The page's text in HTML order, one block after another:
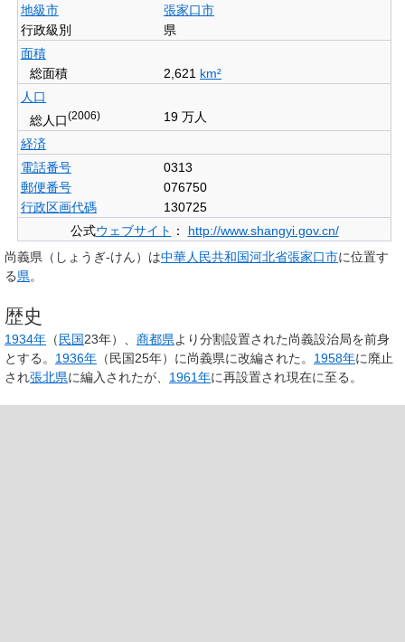
地級市
張家口市
行政級別
県
面積
総面積
2,621 km²
人口
総人口(2006)
19 万人
経済
電話番号
0313
郵便番号
076750
行政区画代碼
130725
公式ウェブサイト ：
http://www.shangyi.gov.cn/
尚義県 （しょうぎ-けん）は中華人民共和国河北省張家口市に位置す
る県。
歴史
1934年 （民国23年）、 商都県より分割設置された尚義設治局を前身
とする。 1936年 （民国25年）に尚義県に改編された。 1958年に廃止
され張北県に編入されたが、 1961年に再設置され現在に至る。